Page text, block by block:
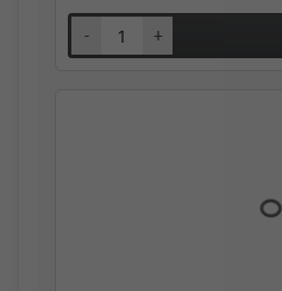
- +